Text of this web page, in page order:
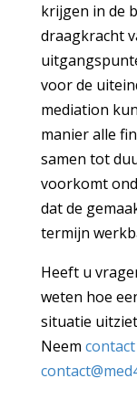
krijgen in de
draagkracht
voor de
mediation
manier alle
samen tot
voorkomt
dat de
termijn
Heeft u
weten hoe
situatie
Neem